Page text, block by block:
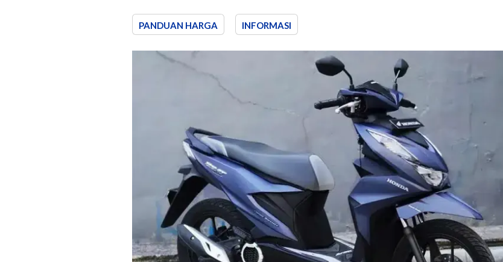
PANDUAN HARGA INFORMASI